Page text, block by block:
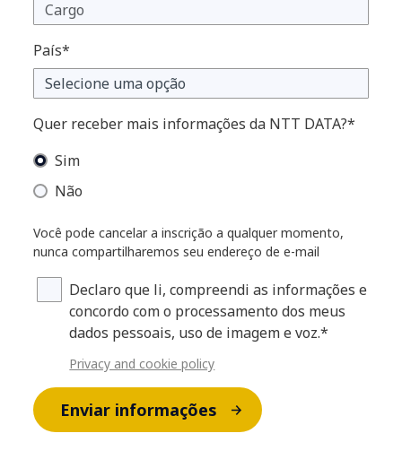
País*
Quer receber mais informações da NTT DATA?*
Sim
Não
Você pode cancelar a inscrição a qualquer momento,
nunca compartilharemos seu endereço de e-mail
Declaro que li, compreendi as informações e
concordo com o processamento dos meus
dados pessoais, uso de imagem e voz.*
Privacy and cookie policy
Enviar informações